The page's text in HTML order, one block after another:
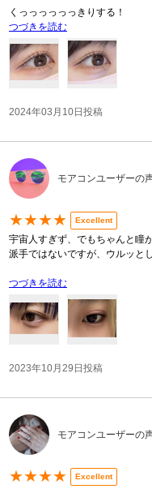
くっっっっっっきりする！
つづきを読む
2024年03月10日投稿
モアコンユーザーの
★★★★ Excellent
宇宙人すぎず、でもちゃんと瞳
派手ではないですが、ウルッと
つづきを読む
2023年10月29日投稿
モアコンユーザーの
★★★★ Excellent